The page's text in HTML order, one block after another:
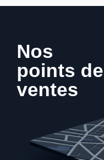
Nos
points de
ventes